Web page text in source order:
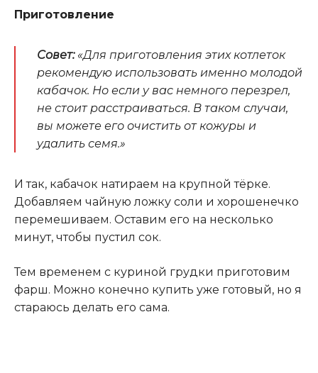
Приготовление
Совет:«Для приготовления этих котлеток
рекомендую использовать именно молодой
кабачок. Но если у вас немного перезрел,
не стоит расстраиваться. В таком случаи,
вы можете его очистить от кожуры и
удалить семя.»
И так, кабачок натираем на крупной тёрке.
Добавляем чайную ложку соли и хорошенечко
перемешиваем. Оставим его на несколько
минут, чтобы пустил сок.
Тем временем с куриной грудки приготовим
фарш. Можно конечно купить уже готовый, но я
стараюсь делать его сама.